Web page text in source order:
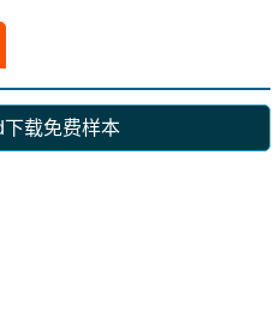
下载免费样本